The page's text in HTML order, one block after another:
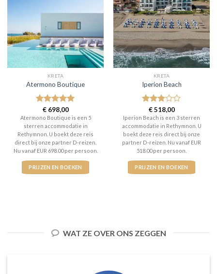
KRETA
Atermono Boutique
Gewaardeerd
5uit 5
€698,00
Atermono Boutique is een 5
sterren accommodatie in
Rethymnon. U boekt deze reis
direct bij onze partner D-reizen.
Nu vanaf EUR 698.00 per persoon.
PRIJZEN EN BOEKEN
KRETA
Iperion Beach
Gewaardeerd
3uit 5
€518,00
Iperion Beach is een 3 sterren
accommodatie in Rethymnon. U
boekt deze reis direct bij onze
partner D-reizen. Nu vanaf EUR
518.00 per persoon.
PRIJZEN EN BOEKEN
WAT ZE OVER ONS ZEGGEN